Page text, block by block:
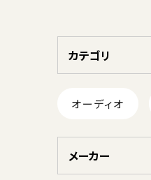
カテゴリ
オーディオ
メーカー